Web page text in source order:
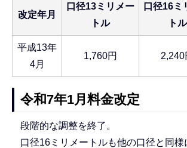
改定年月
口径13ミリメー
トル
口径16ミ
トル
平成13年
4月
1,760円 2,240
令和7年1月料金改定
段階的な調整を終了。
口径16ミリメートルも他の口径と同様